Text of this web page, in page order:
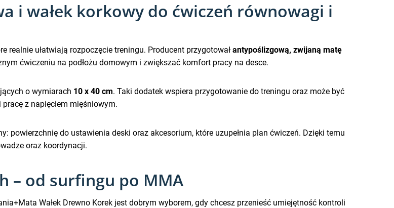
i wałek korkowy do ćwiczeń równowagi i
realnie ułatwiają rozpoczęcie treningu. Producent przygotował antypoślizgową, zwijaną matę
ćwiczeniu na podłożu domowym i zwiększać komfort pracy na desce.
o wymiarach 10 x 40 cm. Taki dodatek wspiera przygotowanie do treningu oraz może być
z napięciem mięśniowym.
powierzchnię do ustawienia deski oraz akcesorium, które uzupełnia plan ćwiczeń. Dzięki temu
oraz koordynacji.
– od surfingu po MMA
Wałek Drewno Korek jest dobrym wyborem, gdy chcesz przenieść umiejętność kontroli